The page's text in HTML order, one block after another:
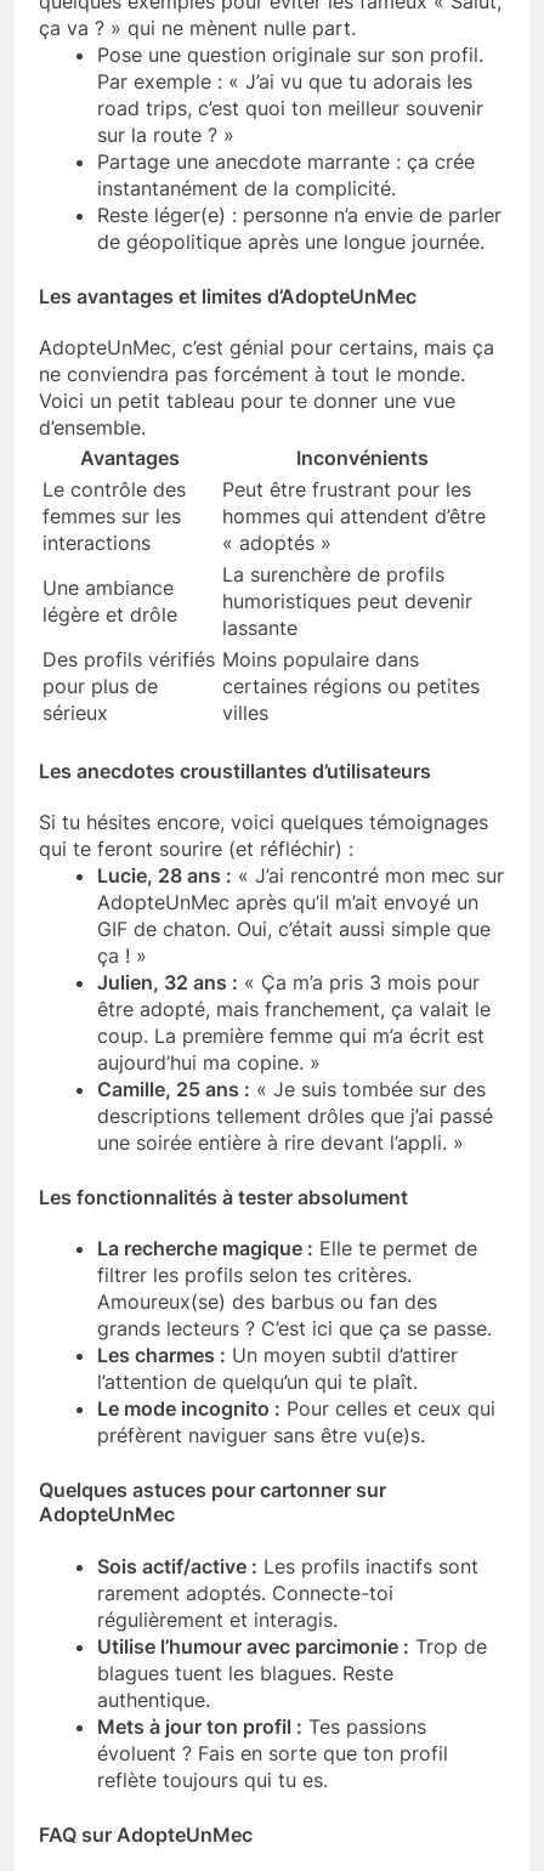
ça va ? » qui ne mènent nulle part.
Pose une question originale sur son profil.
Par exemple : « J’ai vu que tu adorais les
road trips, c’est quoi ton meilleur souvenir
sur la route ? »
Partage une anecdote marrante : ça crée
instantanément de la complicité.
Reste léger(e) : personne n’a envie de parler
de géopolitique après une longue journée.
Les avantages et limites d’AdopteUnMec
AdopteUnMec, c’est génial pour certains, mais ça
ne conviendra pas forcément à tout le monde.
Voici un petit tableau pour te donner une vue
d’ensemble.
Avantages
Inconvénients
Le contrôle des
femmes sur les
interactions
Peut être frustrant pour les
hommes qui attendent d’être
« adoptés »
Une ambiance
légère et drôle
La surenchère de profils
humoristiques peut devenir
lassante
Des profils vérifiés
pour plus de
sérieux
Moins populaire dans
certaines régions ou petites
villes
Les anecdotes croustillantes d’utilisateurs
Si tu hésites encore, voici quelques témoignages
qui te feront sourire (et réfléchir) :
Lucie, 28 ans : « J’ai rencontré mon mec sur
AdopteUnMec après qu’il m’ait envoyé un
GIF de chaton. Oui, c’était aussi simple que
ça ! »
Julien, 32 ans : « Ça m’a pris 3 mois pour
être adopté, mais franchement, ça valait le
coup. La première femme qui m’a écrit est
aujourd’hui ma copine. »
Camille, 25 ans : « Je suis tombée sur des
descriptions tellement drôles que j’ai passé
une soirée entière à rire devant l’appli. »
Les fonctionnalités à tester absolument
La recherche magique : Elle te permet de
filtrer les profils selon tes critères.
Amoureux(se) des barbus ou fan des
grands lecteurs ? C’est ici que ça se passe.
Les charmes : Un moyen subtil d’attirer
l’attention de quelqu’un qui te plaît.
Le mode incognito : Pour celles et ceux qui
préfèrent naviguer sans être vu(e)s.
Quelques astuces pour cartonner sur
AdopteUnMec
Sois actif/active : Les profils inactifs sont
rarement adoptés. Connecte-toi
régulièrement et interagis.
Utilise l’humour avec parcimonie : Trop de
blagues tuent les blagues. Reste
authentique.
Mets à jour ton profil : Tes passions
évoluent ? Fais en sorte que ton profil
reflète toujours qui tu es.
FAQ sur AdopteUnMec